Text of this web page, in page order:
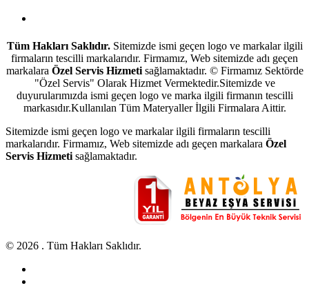
Tüm Hakları Saklıdır. Sitemizde ismi geçen logo ve markalar ilgili
firmaların tescilli markalarıdır. Firmamız, Web sitemizde adı geçen
markalara Özel Servis Hizmetisağlamaktadır. © Firmamız Sektörde
"Özel Servis" Olarak Hizmet Vermektedir.Sitemizde ve
duyurularımızda ismi geçen logo ve marka ilgili firmanın tescilli
markasıdır.Kullanılan Tüm Materyaller İlgili Firmalara Aittir.
Sitemizde ismi geçen logo ve markalar ilgili firmaların tescilli
markalarıdır. Firmamız, Web sitemizde adı geçen markalara Özel
Servis Hizmeti sağlamaktadır.
© 2026 . Tüm Hakları Saklıdır.